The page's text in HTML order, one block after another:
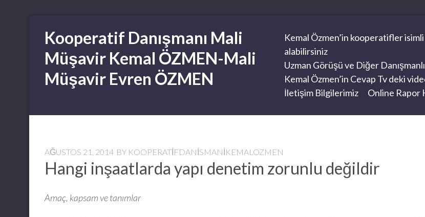
contentKooperatif Danışmanı Mali
Müşavir Kemal ÖZMEN-Mali
Müşavir Evren ÖZMEN
Kemal Özmen’in kooperatifler isimli
alabilirsiniz
Uzman Görüşü ve Diğer
Kemal Özmen’in Cevap Tv deki
İletişim Bilgilerimiz
Online Rapor
AĞUSTOS 21, 2014 BY KOOPERATIFDANISMANIKEMALOZMEN
Hangi inşaatlarda yapı denetim zorunlu değildir
Amaç, kapsam ve tanımlar